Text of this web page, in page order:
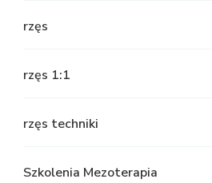
rzęs
rzęs 1:1
rzęs techniki
Szkolenia Mezoterapia